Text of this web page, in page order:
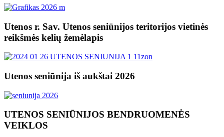
Utenos r. Sav. Utenos seniūnijos teritorijos vietinės
reikšmės kelių žemėlapis
Utenos seniūnija iš aukštai 2026
UTENOS SENIŪNIJOS BENDRUOMENĖS
VEIKLOS